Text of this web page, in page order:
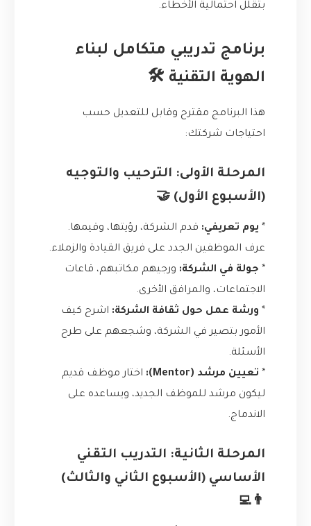
بتقلل احتمالية الأخطاء.
برنامج تدريبي متكامل لبناء
الهوية التقنية 🛠️
هذا البرنامج مقترح وقابل للتعديل حسب
احتياجات شركتك:
المرحلة الأولى: الترحيب والتوجيه
(الأسبوع الأول) 🤝
* يوم تعريفي: قدم الشركة، رؤيتها، وقيمها.
عرف الموظفين الجدد على فريق القيادة والزملاء.
* جولة في الشركة: ورجيهم مكاتبهم، قاعات
الاجتماعات، والمرافق الأخرى.
* ورشة عمل حول ثقافة الشركة: اشرح كيف
الأمور بتصير في الشركة، وشجعهم على طرح
الأسئلة.
* تعيين مرشد (Mentor):
اختار موظف قديم
ليكون مرشد للموظف الجديد، ويساعده على
الاندماج.
المرحلة الثانية: التدريب التقني
الأساسي (الأسبوع الثاني والثالث)
👨‍💻